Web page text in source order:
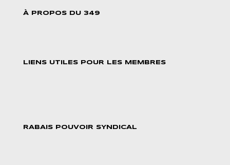
À PROPOS DU 349
LIENS UTILES POUR LES MEMBRES
RABAIS POUVOIR SYNDICAL